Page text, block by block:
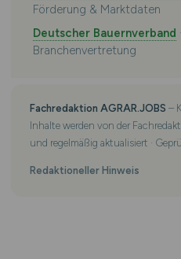
Förderung & Marktdaten
Deutscher Bauernverband
Branchenvertretung
Fachredaktion AGRAR.JOBS –
Inhalte werden von der
und regelmäßig aktualisiert ·
Redaktioneller Hinweis